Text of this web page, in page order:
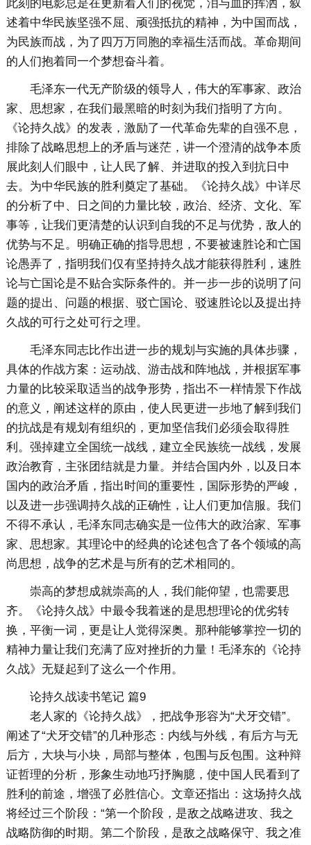
此刻的电影总是在更新着人们的视觉，泪与血的挥洒，叙
述着中华民族坚强不屈、顽强抵抗的精神，为中国而战，
为民族而战，为了四万万同胞的幸福生活而战。革命期间
的人们抱着同一个梦想奋斗着。
毛泽东一代无产阶级的领导人，伟大的军事家、政治
家、思想家，在我们最黑暗的时刻为我们指明了方向。
《论持久战》的发表，激励了一代革命先辈的自强不息，
排除了战略思想上的矛盾与迷茫，讲一个澄清的战争本质
展此刻人们眼中，让人民了解、并进取的投入到抗日中
去。为中华民族的胜利奠定了基础。《论持久战》中详尽
的分析了中、日之间的力量比较，政治、经济、文化、军
事等，让我们更清楚的认识到自我的不足与优势，敌人的
优势与不足。明确正确的指导思想，不要被速胜论和亡国
论愚弄了，指明我们仅有坚持持久战才能获得胜利，速胜
论与亡国论是不贴合实际条件的。并一步一步的说明了问
题的提出、问题的根据、驳亡国论、驳速胜论以及提出持
久战的可行之处可行之理。
毛泽东同志比作出进一步的规划与实施的具体步骤，
具体的作战方案：运动战、游击战和阵地战，并根据军事
力量的比较采取适当的战争形势，指出不一样情景下作战
的意义，阐述这样的原由，使人民更进一步地了解到我们
的抗战是有规划有组织的，更加坚信我们必须会取得胜
利。强掉建立全国统一战线，建立全民族统一战线，发展
政治教育，主张团结就是力量。并结合国内外，以及日本
国内的政治矛盾，指出时间的重要性，国际形势的严峻，
以及进一步强调持久战的正确性，让人们更加信服。我们
不得不承认，毛泽东同志确实是一位伟大的政治家、军事
家、思想家。其理论中的经典的论述包含了各个领域的高
尚思想，战争的艺术是与所有的艺术相同的。
崇高的梦想成就崇高的人，我们能仰望，也需要思
齐。《论持久战》中最令我着迷的是思想理论的优劣转
换，平衡一词，更是让人觉得深奥。那种能够掌控一切的
精神力量让我们充满了应对挫折的力量！毛泽东的《论持
久战》无疑起到了这么一个作用。
论持久战读书笔记 篇9
老人家的《论持久战》，把战争形容为“犬牙交错”。
阐述了“犬牙交错”的几种形态：内线与外线，有后方与无
后方，大块与小块，局部与整体，包围与反包围。这种辩
证哲理的分析，形象生动地巧抒胸臆，使中国人民看到了
胜利的前途，增强了必胜信心。文章还指出：这场持久战
将经过三个阶段：“第一个阶段，是敌之战略进攻、我之
战略防御的时期。第二个阶段，是敌之战略保守、我之准